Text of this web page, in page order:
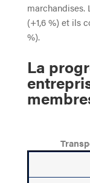
marchandises.
(+1,6 %) et ils
%).
La